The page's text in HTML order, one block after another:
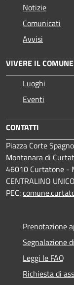
Notizie
Comunicati
Avvisi
VIVERE IL COMUNE
Luoghi
Eventi
CONTATTI
Piazza Corte
Montanara di
46010 Curtatone -
CENTRALINO
PEC:
Prenotazione
Segnalazione
Leggi le FAQ
Richiesta di